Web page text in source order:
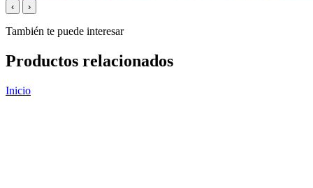
‹ ›
También te puede interesar
Productos relacionados
Inicio